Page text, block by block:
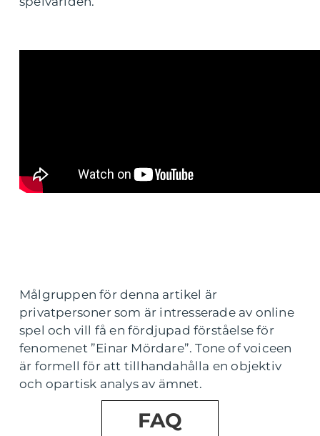
Målgruppen för denna artikel är
privatpersoner som är intresserade av online
spel och vill få en fördjupad förståelse för
fenomenet ”Einar Mördare”. Tone of voiceen
är formell för att tillhandahålla en objektiv
och opartisk analys av ämnet.
FAQ